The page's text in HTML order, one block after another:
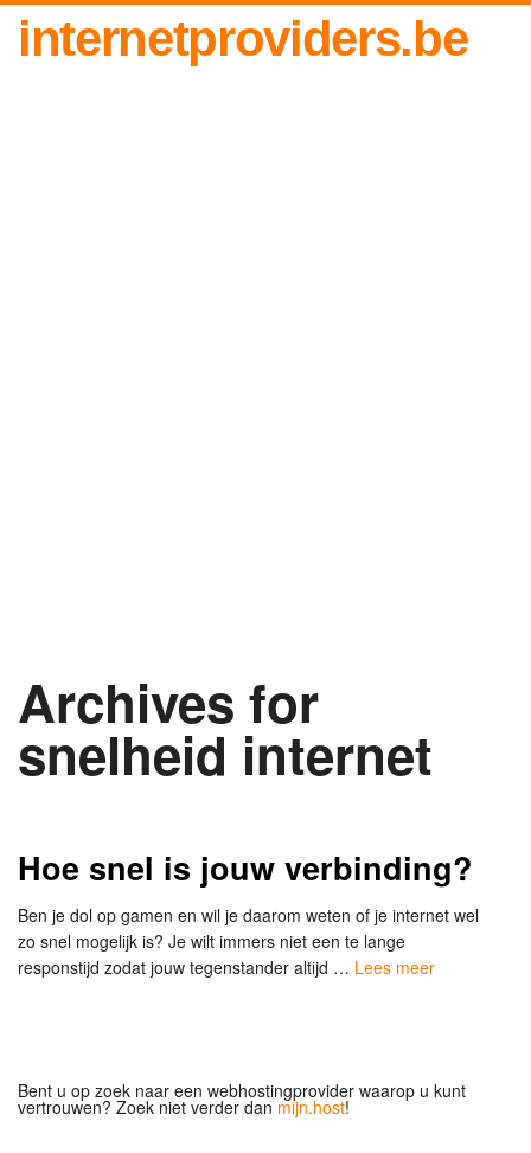
internetproviders.be
Archives for
snelheid internet
Hoe snel is jouw verbinding?
Ben je dol op gamen en wil je daarom weten of je internet wel
zo snel mogelijk is? Je wilt immers niet een te lange
responstijd zodat jouw tegenstander altijd … Lees meer
Bent u op zoek naar een webhostingprovider waarop u kunt
vertrouwen? Zoek niet verder dan mijn.host!